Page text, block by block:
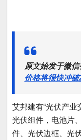
原文始发于微
价格将很快冲破
艾邦建有“光伏产业
光伏组件，电池片
件、光伏边框、光